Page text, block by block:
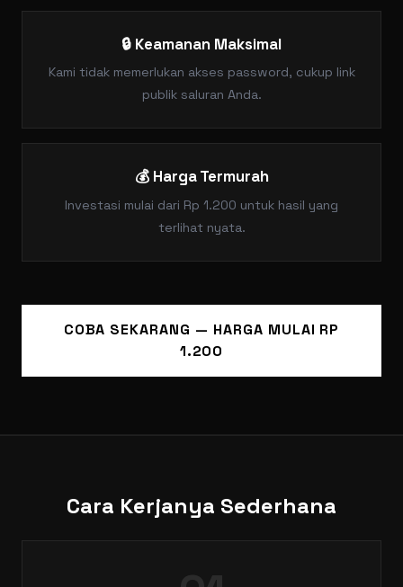
🔒 Keamanan Maksimal
Kami tidak memerlukan akses password, cukup link
publik saluran Anda.
💰 Harga Termurah
Investasi mulai dari Rp 1.200 untuk hasil yang
terlihat nyata.
COBA SEKARANG — HARGA MULAI RP
1.200
Cara Kerjanya Sederhana